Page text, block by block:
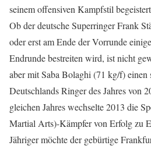
seinem offensiven Kampfstil
Ob der deutsche Superringer Frank
oder erst am Ende der Vorrunde
Endrunde bestreiten wird, ist nicht
aber mit Saba Bolaghi (71 kg/f) einen
Deutschlands Ringer des Jahres von
gleichen Jahres wechselte 2013 die
Martial Arts)-Kämpfer von Erfolg zu
Jähriger möchte der gebürtige